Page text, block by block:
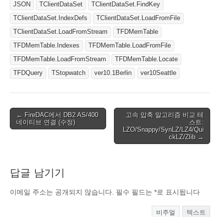
JSON
TClientDataSet
TClientDataSet.FindKey
TClientDataSet.IndexDefs
TClientDataSet.LoadFromFile
TClientDataSet.LoadFromStream
TFDMemTable
TFDMemTable.Indexes
TFDMemTable.LoadFromFile
TFDMemTable.LoadFromStream
TFDMemTable.Locate
TFDQuery
TStopwatch ver10.1Berlin ver10Seattle
Post
navigation
← FireDAC에서 DB2 AS/400
네이티브 연결 (수정)
고속 압축 알고리즘 비교 테
스트:
LZO/Snappy/SynLZ/LZ4/Qui
ckLZ/Zlib →
답글 남기기
이메일 주소는 공개되지 않습니다. 필수 필드는 *로 표시됩니다
비주얼 텍스트